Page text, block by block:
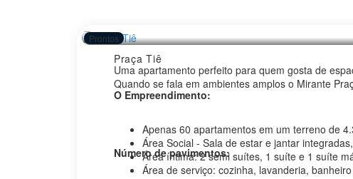
Prontos
Praça Tiê
Uma apartamento perfeito para quem gosta de
Quando se fala em ambientes amplos o Mirante
O Empreendimento:
Apenas 60 apartamentos em um terreno de
Área Social - Sala de estar e jantar
Área íntima: 2 semi suítes, 1 suíte e 1 suíte
Área de serviço: cozinha, lavanderia,
Número de pavimentos: